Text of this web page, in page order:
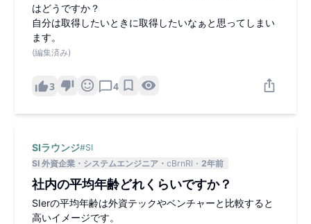
はどうですか？
自分は取得したいときに取得したいなぁと思ってしまい
ます。
(編集済み)
3 4
SIラウンジ#SI
SI 外資企業
システムエンジニア cBrnRl 2年前
社内の平均年齢どれくらいですか？
SIerの平均年齢は外資テックやベンチャーと比較すると
高いイメージです。